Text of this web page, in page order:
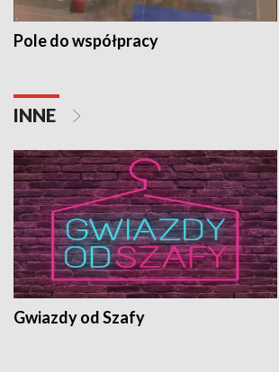
Pole do współpracy
INNE
Gwiazdy od Szafy